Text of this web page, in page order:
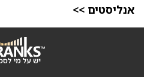
אנליסטים >>